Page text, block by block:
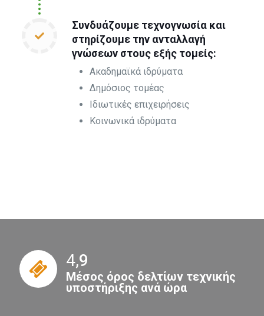
Συνδυάζουμε τεχνογνωσία και
στηρίζουμε την ανταλλαγή
γνώσεων στους εξής τομείς:
Ακαδημαϊκά ιδρύματα
Δημόσιος τομέας
Ιδιωτικές επιχειρήσεις
Κοινωνικά ιδρύματα
4,9
Μέσος όρος δελτίων τεχνικής
υποστήριξης ανά ώρα